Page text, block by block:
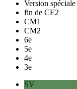
Version
fin de CE2
CM1
CM2
6e
5e
4e
3e
SV